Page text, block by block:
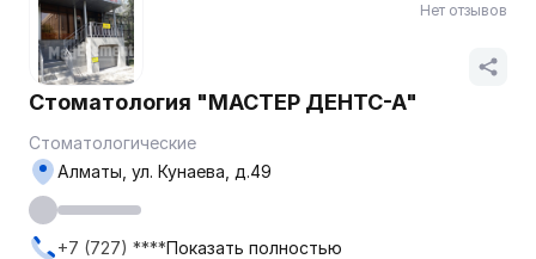
Стоматология "МАСТЕР ДЕНТС-А"
Стоматологические
Алматы, ул. Кунаева, д.49
+7 (727) ****Показать полностью
Нет отзывов